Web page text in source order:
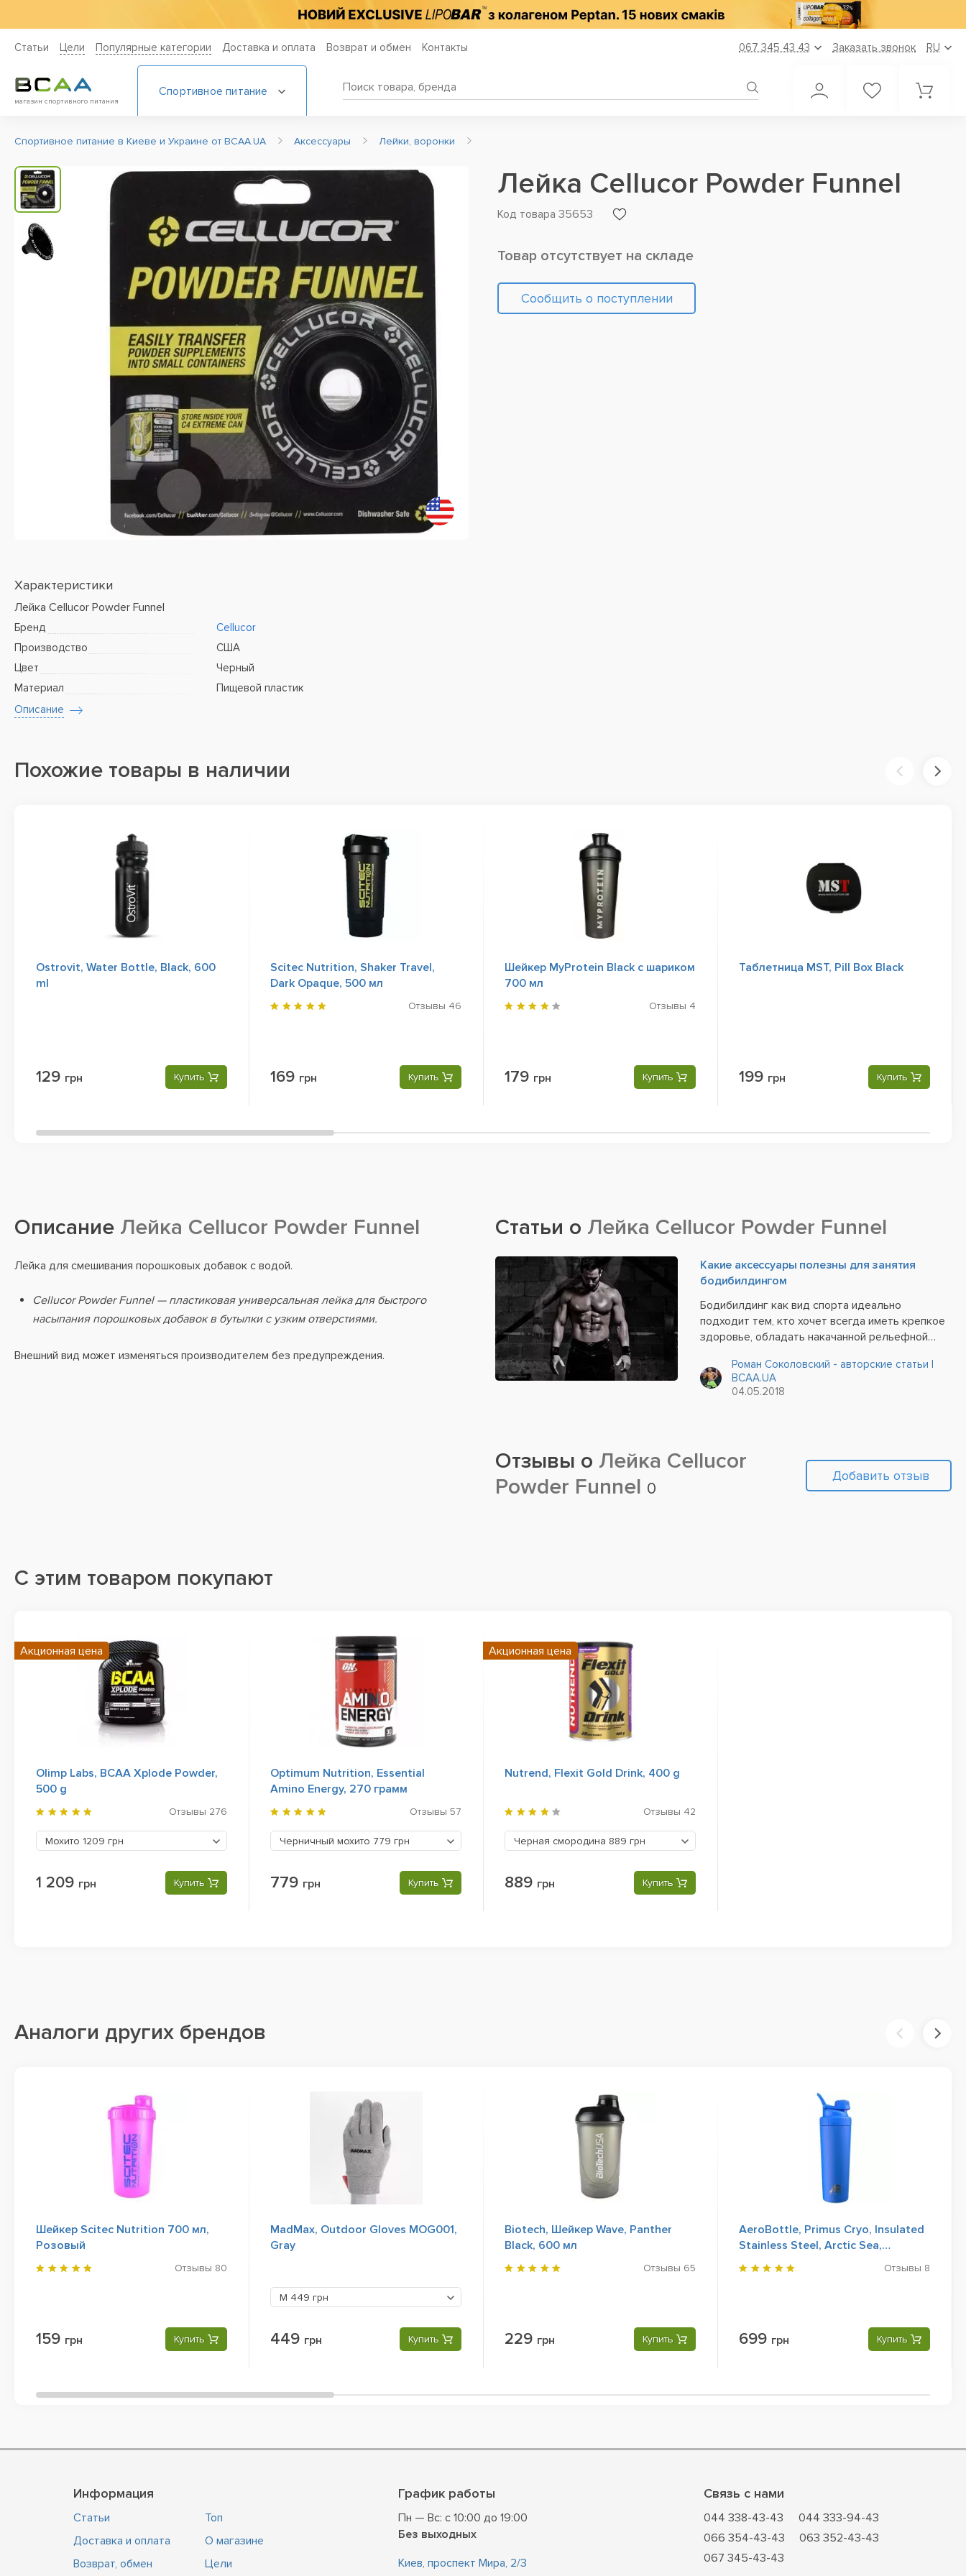
Статьи Цели Популярные категории Доставка и оплата Возврат и обмен Контакты 067 345 43 43 Заказать звонок RU
магазин спортивного питания
Спортивное питание
Спортивное питание в Киеве и Украине от BCAA.UA Аксессуары Лейки, воронки
Характеристики
Лейка Cellucor Powder Funnel
Бренд
Cellucor
Производство
США
Цвет
Черный
Материал
Пищевой пластик
Описание
Лейка Cellucor Powder Funnel
Код товара 35653
Товар отсутствует на складе
Сообщить о поступлении
Похожие товары в наличии
Ostrovit, Water Bottle, Black, 600
ml
129 грн Купить
Scitec Nutrition, Shaker Travel,
Dark Opaque, 500 мл
Отзывы 46
169 грн Купить
Шейкер MyProtein Black с шариком
700 мл
Отзывы 4
179 грн Купить
Таблетница MST, Pill Box Black
199 грн Купить
Описание Лейка Cellucor Powder Funnel
Лейка для смешивания порошковых добавок с водой.
Cellucor Powder Funnel — пластиковая универсальная лейка для быстрого
насыпания порошковых добавок в бутылки с узким отверстиями.
Внешний вид может изменяться производителем без предупреждения.
Статьи о Лейка Cellucor Powder Funnel
Какие аксессуары полезны для занятия
бодибилдингом
Бодибилдинг как вид спорта идеально
подходит тем, кто хочет всегда иметь крепкое
здоровье, обладать накачанной рельефной
отличной спортивной форме. Бодибилдеру
нужны ежедневные тренировки, а также
Роман Соколовский - авторские статьи |
BCAA.UA
04.05.2018
Отзывы о Лейка Cellucor
Powder Funnel 0
Добавить отзыв
С этим товаром покупают
Olimp Labs, BCAA Xplode Powder,
500 g
Отзывы 276
Мохито 1209 грн
1 209 грн Купить
Акционная цена
Optimum Nutrition, Essential
Amino Energy, 270 грамм
Отзывы 57
Черничный мохито 779 грн
779 грн Купить
Nutrend, Flexit Gold Drink, 400 g
Отзывы 42
Черная смородина 889 грн
889 грн Купить
Акционная цена
Аналоги других брендов
Шейкер Scitec Nutrition 700 мл,
Розовый
Отзывы 80
159 грн Купить
MadMax, Outdoor Gloves MOG001,
Gray
M 449 грн
449 грн Купить
Biotech, Шейкер Wave, Panther
Black, 600 мл
Отзывы 65
229 грн Купить
AeroBottle, Primus Cryo, Insulated
Stainless Steel, Arctic Sea,
Спортивная бутылка, Шейкер 760
Отзывы 8
699 грн Купить
Информация
Статьи
Доставка и оплата
Возврат, обмен
Топ
О магазине
Цели
График работы
Пн — Вс: с 10:00 до 19:00
Без выходных
Киев, проспект Мира, 2/3
Связь с нами
044 338-43-43
044 333-94-43
066 354-43-43
063 352-43-43
067 345-43-43